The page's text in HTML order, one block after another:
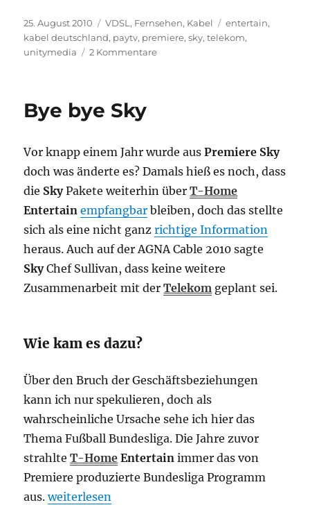
Veröffentlicht
am
25. August 2010 Kategorien
VDSL , Fernsehen, Kabel Schlagwörter
entertain,
kabel deutschland, paytv, premiere,sky,telekom,
unitymedia
2 Kommentarezu
Bye bye Sky
Vor knapp einem Jahr wurde ausPremiere Sky
doch was änderte es? Damals hieß es noch, dass
die SkyPakete weiterhin überT-Home
Entertain empfangbar bleiben, doch das stellte
sich als eine nicht ganzrichtige Information
heraus. Auch auf der AGNA Cable 2010 sagte
SkyChef Sullivan, dass keine weitere
Zusammenarbeit mit derTelekom geplant sei.
Wie kam es dazu?
Über den Bruch der Geschäftsbeziehungen
kann ich nur spekulieren, doch als
wahrscheinliche Ursache sehe ich hier das
Thema Fußball Bundesliga. Die Jahre zuvor
strahlteT-Home Entertain immer das von
Premiere produzierte Bundesliga Programm
aus.„Bye bye Sky“
weiterlesen